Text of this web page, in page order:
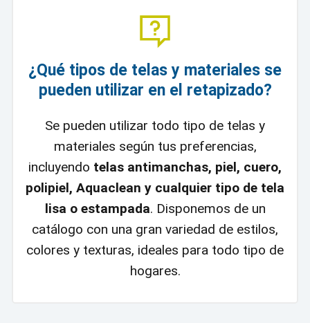
¿Qué tipos de telas y materiales se
pueden utilizar en el retapizado?
Se pueden utilizar todo tipo de telas y
materiales según tus preferencias,
incluyendo telas antimanchas, piel, cuero,
polipiel, Aquaclean y cualquier tipo de tela
lisa o estampada. Disponemos de un
catálogo con una gran variedad de estilos,
colores y texturas, ideales para todo tipo de
hogares.